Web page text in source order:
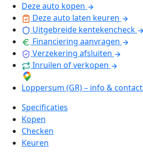
Deze auto kopen
Deze auto laten keuren
Uitgebreide kentekencheck
Financiering aanvragen
Verzekering afsluiten
Inruilen of verkopen
Loppersum (GR) – info & contact
Specificaties
Kopen
Checken
Keuren